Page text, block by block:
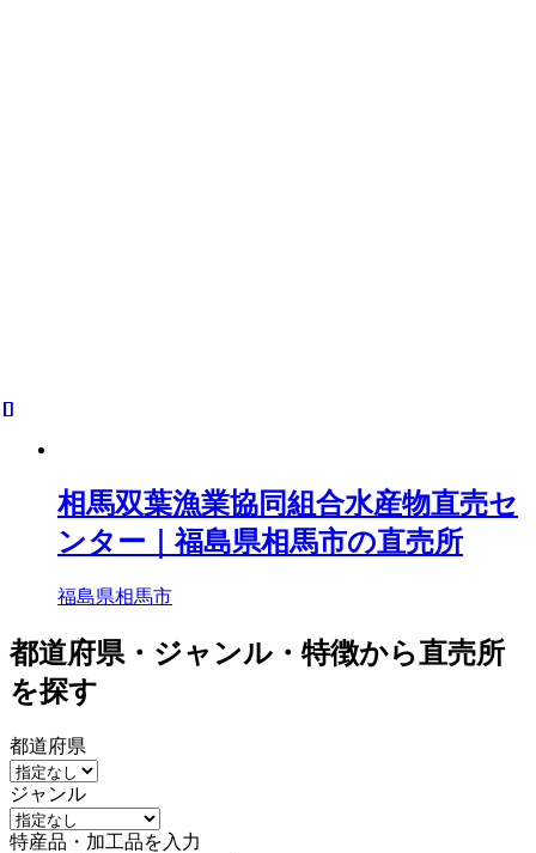
相馬双葉漁業協同組合水産物直売セ
ンター｜福島県相馬市の直売所
福島県相馬市
都道府県・ジャンル・特徴から直売所
を探す
都道府県
ジャンル
特産品・加工品を入力